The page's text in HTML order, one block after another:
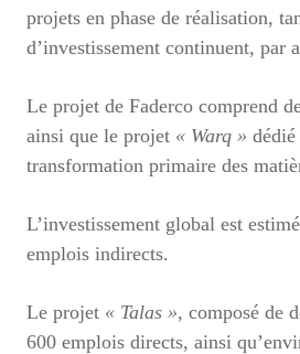
projets en phase de réalisation,
d’investissement continuent, par
Le projet de Faderco comprend
ainsi que le projet « Warq »
transformation primaire des
L’investissement global est
emplois indirects.
Le projet « Talas », composé de
600 emplois directs, ainsi